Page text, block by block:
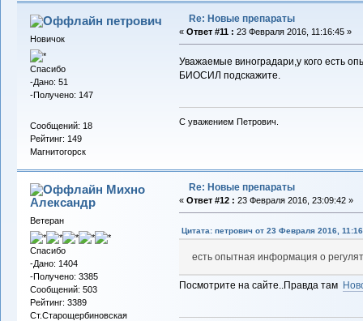
петрович
Новичок
Спасибо
-Дано: 51
-Получено: 147
Сообщений: 18
Рейтинг: 149
Магнитогорск
Re: Новые препараты
« Ответ #11 : 23 Февраля 2016, 11:16:45 »
Уважаемые виноградари,у кого есть
БИОСИЛ подскажите.
С уважением Петрович.
Михно
Александр
Ветеран
Спасибо
-Дано: 1404
-Получено: 3385
Сообщений: 503
Рейтинг: 3389
Ст.Старощербиновская
Re: Новые препараты
« Ответ #12 : 23 Февраля 2016, 23:09:42 »
Цитата: петрович от 23 Февраля 2016,
есть опытная информация о
Посмотрите на сайте..Правда там